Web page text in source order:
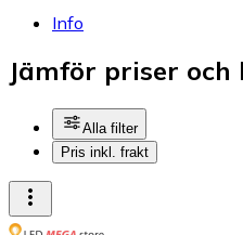
Info
Jämför priser
Alla filter
Pris inkl. frakt